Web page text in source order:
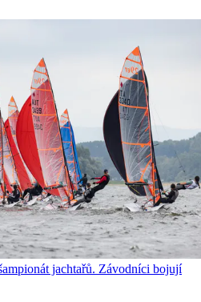
jachtařů. Závodníci bojují